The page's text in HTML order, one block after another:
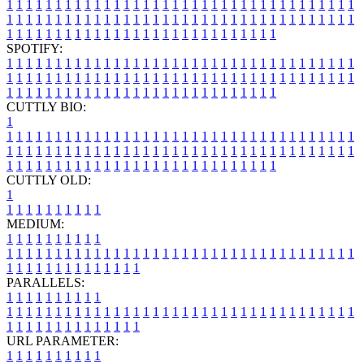
1 1 1 1 1 1 1 1 1 1 1 1 1 1 1 1 1 1 1 1 1 1 1 1 1 1 1 1 1 1 1 1 1 1 1 1
1 1 1 1 1 1 1 1 1 1 1 1 1 1 1 1 1 1 1 1 1 1 1 1 1 1 1 1 1 1 1 1 1 1 1 1
1 1 1 1 1 1 1 1 1 1 1 1 1 1 1 1 1 1 1 1 1 1 1 1 1 1 1 1
SPOTIFY:
1 1 1 1 1 1 1 1 1 1 1 1 1 1 1 1 1 1 1 1 1 1 1 1 1 1 1 1 1 1 1 1 1 1 1 1
1 1 1 1 1 1 1 1 1 1 1 1 1 1 1 1 1 1 1 1 1 1 1 1 1 1 1 1 1 1 1 1 1 1 1 1
1 1 1 1 1 1 1 1 1 1 1 1 1 1 1 1 1 1 1 1 1 1 1 1 1 1 1 1
CUTTLY BIO:
1
1 1 1 1 1 1 1 1 1 1 1 1 1 1 1 1 1 1 1 1 1 1 1 1 1 1 1 1 1 1 1 1 1 1 1 1
1 1 1 1 1 1 1 1 1 1 1 1 1 1 1 1 1 1 1 1 1 1 1 1 1 1 1 1 1 1 1 1 1 1 1 1
1 1 1 1 1 1 1 1 1 1 1 1 1 1 1 1 1 1 1 1 1 1 1 1 1 1 1 1
CUTTLY OLD:
1
1 1 1 1 1 1 1 1 1 1
MEDIUM:
1 1 1 1 1 1 1 1 1 1
1 1 1 1 1 1 1 1 1 1 1 1 1 1 1 1 1 1 1 1 1 1 1 1 1 1 1 1 1 1 1 1 1 1 1 1
1 1 1 1 1 1 1 1 1 1 1 1 1 1
PARALLELS:
1 1 1 1 1 1 1 1 1 1
1 1 1 1 1 1 1 1 1 1 1 1 1 1 1 1 1 1 1 1 1 1 1 1 1 1 1 1 1 1 1 1 1 1 1 1
1 1 1 1 1 1 1 1 1 1 1 1 1 1
URL PARAMETER:
1 1 1 1 1 1 1 1 1 1